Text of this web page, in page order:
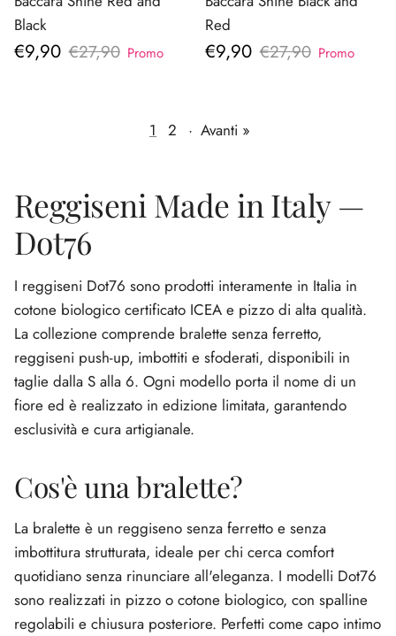
Black
Prezzo di vendita
€9,90 Prezzo normale
€27,90 Promo
Red
Prezzo di vendita
€9,90 Prezzo normale
€27,90 Promo
1 2 · Avanti »
Reggiseni Made in Italy —
Dot76
I reggiseni Dot76 sono prodotti interamente in Italia in
cotone biologico certificato ICEA e pizzo di alta qualità.
La collezione comprende bralette senza ferretto,
reggiseni push-up, imbottiti e sfoderati, disponibili in
taglie dalla S alla 6. Ogni modello porta il nome di un
fiore ed è realizzato in edizione limitata, garantendo
esclusività e cura artigianale.
Cos'è una bralette?
La bralette è un reggiseno senza ferretto e senza
imbottitura strutturata, ideale per chi cerca comfort
quotidiano senza rinunciare all'eleganza. I modelli Dot76
sono realizzati in pizzo o cotone biologico, con spalline
regolabili e chiusura posteriore. Perfetti come capo intimo